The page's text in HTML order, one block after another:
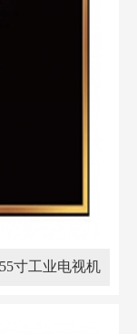
寸工业电视机